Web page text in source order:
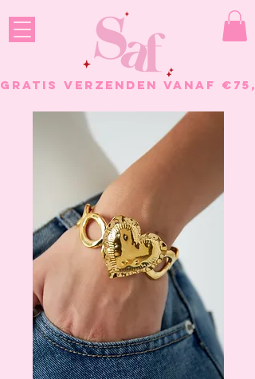
GRATIS VERZENDEN VANAF